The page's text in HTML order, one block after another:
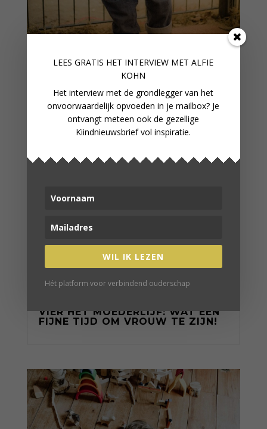
GRENZEN VAN JE KIND
VIER HET MOEDERLIJF: WAT EEN
FIJNE TIJD OM VROUW TE ZIJN!
LEES GRATIS HET INTERVIEW MET ALFIE
KOHN
Het interview met de grondlegger van het
onvoorwaardelijk opvoeden in je mailbox? Je
ontvangt meteen ook de gezellige
Kiindnieuwsbrief vol inspiratie.
WIL IK LEZEN
Hét platform voor verbindend ouderschap